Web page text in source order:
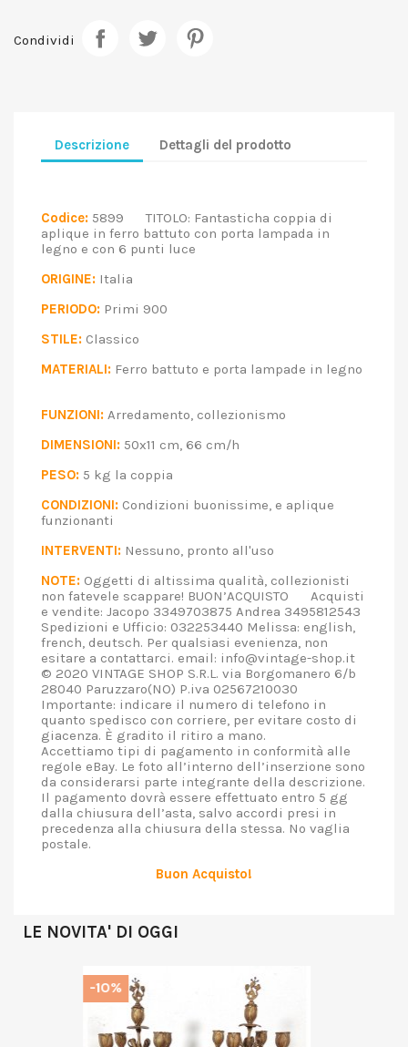
Condividi
Descrizione Dettagli del prodotto
Codice: 5899 TITOLO: Fantasticha coppia di
aplique in ferro battuto con porta lampada in
legno e con 6 punti luce
ORIGINE: Italia
PERIODO: Primi 900
STILE: Classico
MATERIALI: Ferro battuto e porta lampade in legno
FUNZIONI: Arredamento, collezionismo
DIMENSIONI: 50x11 cm, 66 cm/h
PESO: 5 kg la coppia
CONDIZIONI: Condizioni buonissime, e aplique
funzionanti
INTERVENTI: Nessuno, pronto all'uso
NOTE: Oggetti di altissima qualità, collezionisti
non fatevele scappare! BUON’ACQUISTO Acquisti
e vendite: Jacopo 3349703875 Andrea 3495812543
Spedizioni e Ufficio: 032253440 Melissa: english,
french, deutsch. Per qualsiasi evenienza, non
esitare a contattarci. email: info@vintage-shop.it
© 2020 VINTAGE SHOP S.R.L. via Borgomanero 6/b
28040 Paruzzaro(NO) P.iva 02567210030
Importante: indicare il numero di telefono in
quanto spedisco con corriere, per evitare costo di
giacenza. È gradito il ritiro a mano.
Accettiamo tipi di pagamento in conformità alle
regole eBay. Le foto all’interno dell’inserzione sono
da considerarsi parte integrante della descrizione.
Il pagamento dovrà essere effettuato entro 5 gg
dalla chiusura dell’asta, salvo accordi presi in
precedenza alla chiusura della stessa. No vaglia
postale.
Buon Acquisto!
LE NOVITA' DI OGGI
-10%